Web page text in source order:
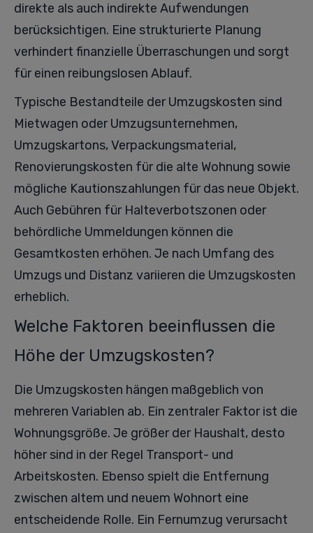
direkte als auch indirekte Aufwendungen
berücksichtigen. Eine strukturierte Planung
verhindert finanzielle Überraschungen und sorgt
für einen reibungslosen Ablauf.
Typische Bestandteile der Umzugskosten sind
Mietwagen oder Umzugsunternehmen,
Umzugskartons, Verpackungsmaterial,
Renovierungskosten für die alte Wohnung sowie
mögliche Kautionszahlungen für das neue Objekt.
Auch Gebühren für Halteverbotszonen oder
behördliche Ummeldungen können die
Gesamtkosten erhöhen. Je nach Umfang des
Umzugs und Distanz variieren die Umzugskosten
erheblich.
Welche Faktoren beeinflussen die
Höhe der Umzugskosten?
Die Umzugskosten hängen maßgeblich von
mehreren Variablen ab. Ein zentraler Faktor ist die
Wohnungsgröße. Je größer der Haushalt, desto
höher sind in der Regel Transport- und
Arbeitskosten. Ebenso spielt die Entfernung
zwischen altem und neuem Wohnort eine
entscheidende Rolle. Ein Fernumzug verursacht